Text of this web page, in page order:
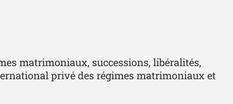
matrimoniaux, successions, libéralités,
privé des régimes matrimoniaux et